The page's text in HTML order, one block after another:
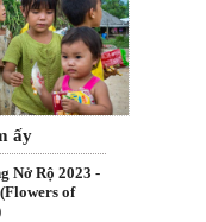
ấy
Nở Rộ 2023 -
of